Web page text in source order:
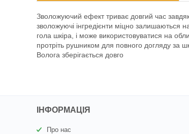
Зволожуючий ефект триває довгий час
зволожуючі інгредієнти міцно залишаються
гола шкіра, і може використовуватися на
протріть рушником для повного догляду за
Волога зберігається довго
ІНФОРМАЦІЯ
Про нас